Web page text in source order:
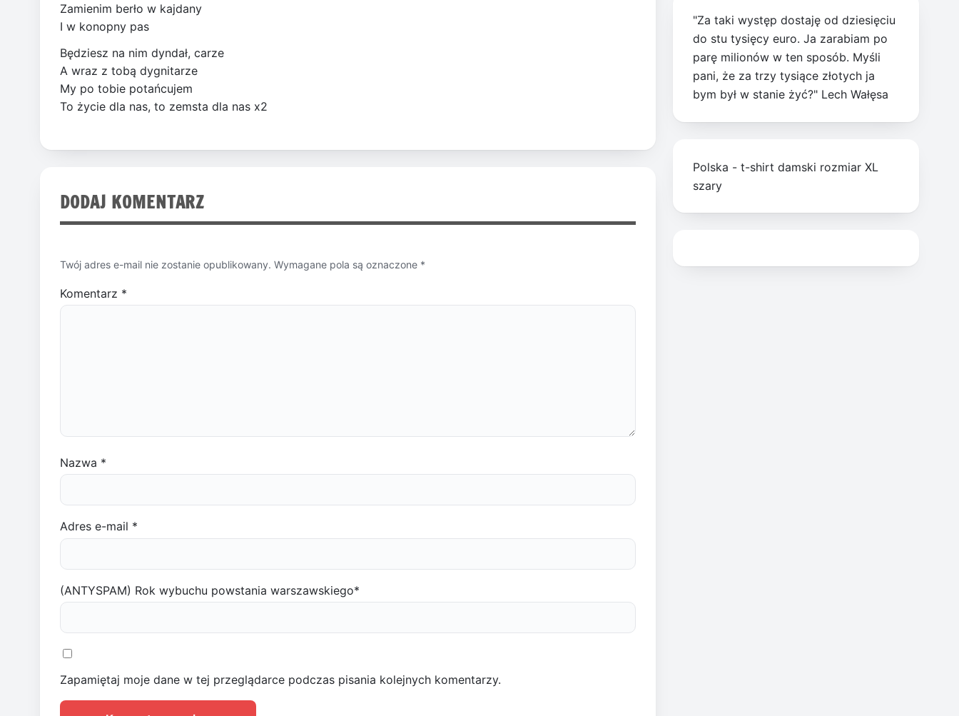
Zamienim berło w kajdany
I w konopny pas
Będziesz na nim dyndał, carze
A wraz z tobą dygnitarze
My po tobie potańcujem
To życie dla nas, to zemsta dla nas x2
DODAJ KOMENTARZ
Twój adres e-mail nie zostanie opublikowany. Wymagane pola są oznaczone *
Komentarz *
Nazwa *
Adres e-mail *
(ANTYSPAM) Rok wybuchu powstania warszawskiego*
Zapamiętaj moje dane w tej przeglądarce podczas pisania kolejnych komentarzy.
"Za taki występ dostaję od dziesięciu
do stu tysięcy euro. Ja zarabiam po
parę milionów w ten sposób. Myśli
pani, że za trzy tysiące złotych ja
bym był w stanie żyć?" Lech Wałęsa
Polska - t-shirt damski rozmiar XL
szary